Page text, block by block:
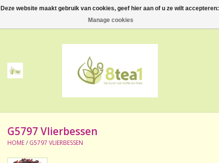
0 Artikelen - €--,--
Thee
Accessoires
NIEUW! Verpakte thee
G5797 Vlierbessen
HOME/ G5797 VLIERBESSEN
Deze website maakt gebruik van cookies, geef hier aan of u ze wilt accepteren:
Manage cookies